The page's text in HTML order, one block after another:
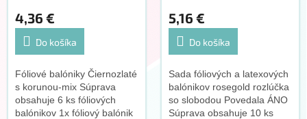
4,36 €
Do košíka
Fóliové balóniky Čiernozlaté
s korunou-mix Súprava
obsahuje 6 ks fóliových
balónikov 1x fóliový balónik
5,16 €
Do košíka
Sada fóliových a latexových
balónikov rosegold rozlúčka
so slobodou Povedala ÁNO
Súprava obsahuje 10 ks